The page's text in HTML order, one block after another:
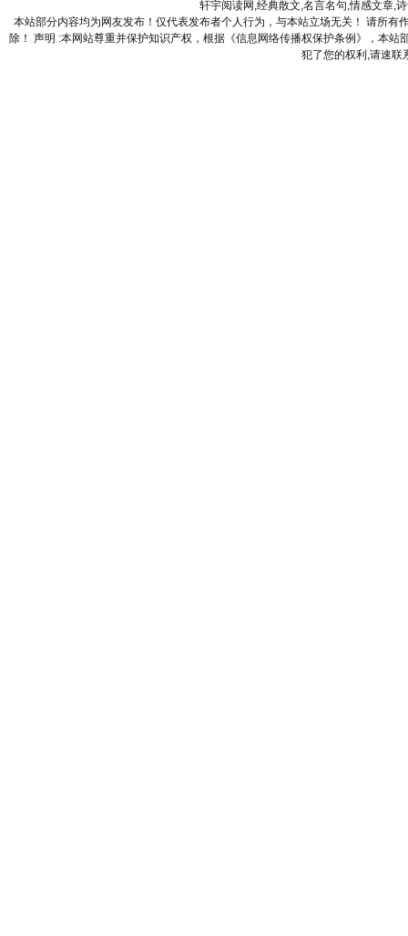
轩宇阅读网,经典散文,名言名句,情感文章,
本站部分内容均为网友发布！仅代表发布者个人行为，与本站立场无关！ 请所
除！ 声明 :本网站尊重并保护知识产权，根据《信息网络传播权保护条例》，本
犯了您的权利,请速联